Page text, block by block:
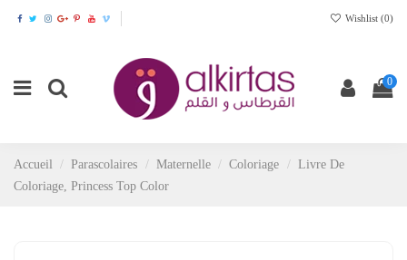
Wishlist (0)
0
Accueil Parascolaires Maternelle Coloriage
Livre De
Coloriage, Princess Top Color